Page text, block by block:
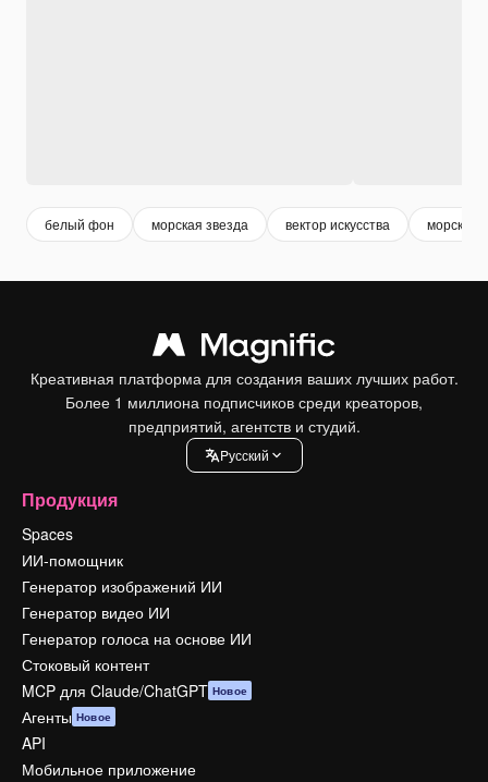
белый фон морская звезда вектор искусства морская
Креативная платформа для создания ваших лучших работ.
Более 1 миллиона подписчиков среди креаторов,
предприятий, агентств и студий.
Pусский
Продукция
Spaces
ИИ-помощник
Генератор изображений ИИ
Генератор видео ИИ
Генератор голоса на основе ИИ
Стоковый контент
MCP для Claude/ChatGPT Новое
Агенты Новое
API
Мобильное приложение